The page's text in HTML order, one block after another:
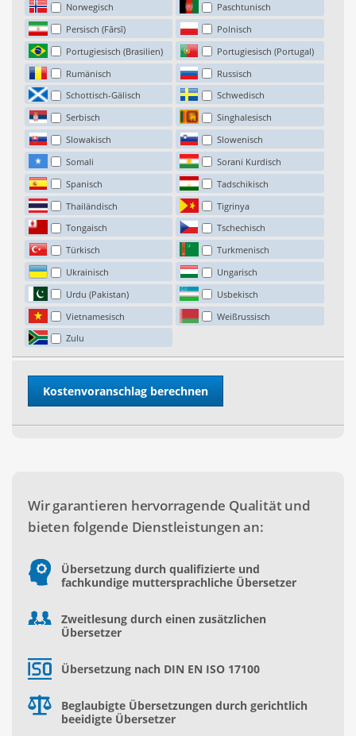
Norwegisch
Paschtunisch
Persisch (Fārsī)
Polnisch
Portugiesisch (Brasilien)
Portugiesisch (Portugal)
Rumänisch
Russisch
Schottisch-Gälisch
Schwedisch
Serbisch
Singhalesisch
Slowakisch
Slowenisch
Somali
Sorani Kurdisch
Spanisch
Tadschikisch
Thailändisch
Tigrinya
Tongaisch
Tschechisch
Türkisch
Turkmenisch
Ukrainisch
Ungarisch
Urdu (Pakistan)
Usbekisch
Vietnamesisch
Weißrussisch
Zulu
Wir garantieren hervorragende Qualität und
bieten folgende Dienstleistungen an:
Übersetzung durch qualifizierte und
fachkundige muttersprachliche Übersetzer
Zweitlesung durch einen zusätzlichen
Übersetzer
Übersetzung nach DIN EN ISO 17100
Beglaubigte Übersetzungen durch gerichtlich
beeidigte Übersetzer